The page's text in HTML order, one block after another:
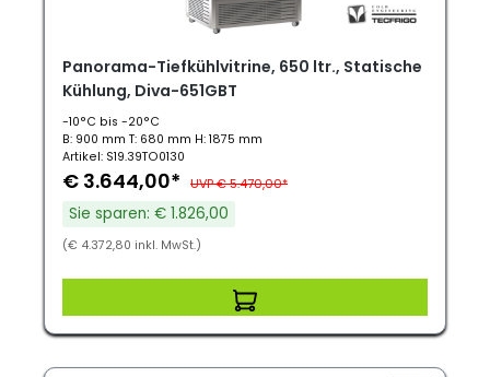
Panorama-Tiefkühlvitrine, 650 ltr., Statische
Kühlung, Diva-651GBT
-10°C bis -20°C
B: 900 mm T: 680 mm H: 1875 mm
Artikel: S19.39TO0130
€ 3.644,00* UVP € 5.470,00*
Sie sparen: € 1.826,00
(€ 4.372,80 inkl. MwSt.)